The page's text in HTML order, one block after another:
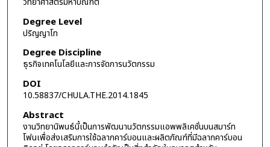
Degree Level
ปริญญาโท
Degree Discipline
ธุรกิจเทคโนโลยีและการจัดการนวัตกรรม
DOI
10.58837/CHULA.THE.2014.1845
Abstract
งานวิทยานิพนธ์นี้เป็นการพัฒนานวัตกรรมแอพพลิเคชั่นบนสมาร์ท
โฟนเพื่อส่งเสริมการใช้ฉลากคาร์บอนและผลิตภัณฑ์ที่มีฉลากคาร์บอน